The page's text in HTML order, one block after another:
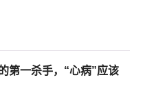
第一杀手，“心病”应该